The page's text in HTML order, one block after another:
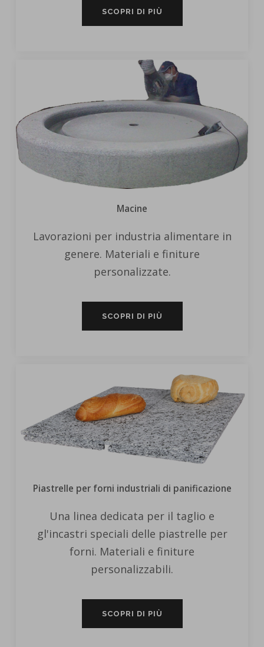
SCOPRI DI PIÙ
Macine
Lavorazioni per industria alimentare in
genere. Materiali e finiture
personalizzate.
SCOPRI DI PIÙ
Piastrelle per forni industriali di panificazione
Una linea dedicata per il taglio e
gl'incastri speciali delle piastrelle per
forni. Materiali e finiture
personalizzabili.
SCOPRI DI PIÙ